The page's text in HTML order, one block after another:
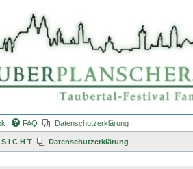
FAQ Datenschutzerklärung
I C H T
Datenschutzerklärung